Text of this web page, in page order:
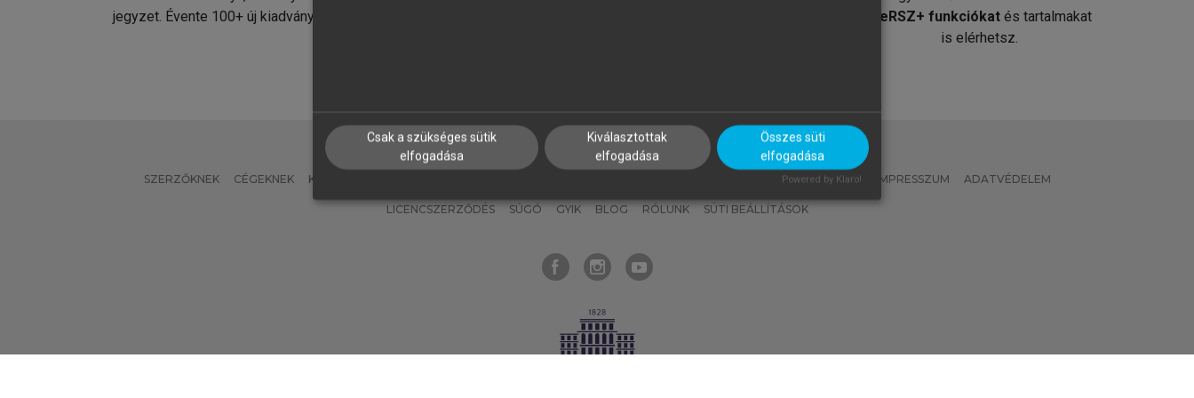
jegyzet. Évente 100+ új kiadvány.
MeRSZ+ funkciókat és tartalmakat
is elérhetsz.
SZERZŐKNEK CÉGEKNEK KÖNYVTÁROSOKNAK MI – ÁLTALÁNOS IRÁNYELVEK IMPRESSZUM ADATVÉDELEM
LICENCSZERZŐDÉS SÚGÓ GYIK BLOG RÓLUNK SÜTI BEÁLLÍTÁSOK
Csak a szükséges sütik
elfogadása
Kiválasztottak
elfogadása
Összes süti
elfogadása
Powered by Klaro!